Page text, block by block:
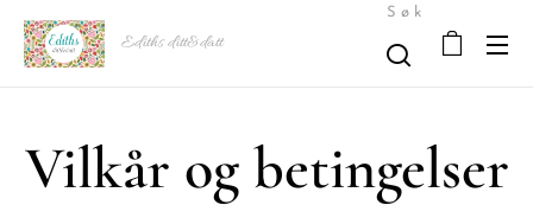
Ediths ditt&datt
Søk
Vilkår og betingelser